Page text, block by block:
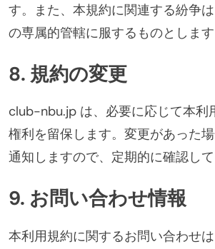
す。また、本規約に関連する紛争
の専属的管轄に服するものとします
8. 規約の変更
club-nbu.jp は、必要に応じて本利
権利を留保します。変更があった
通知しますので、定期的に確認して
9. お問い合わせ情報
本利用規約に関するお問い合わせ